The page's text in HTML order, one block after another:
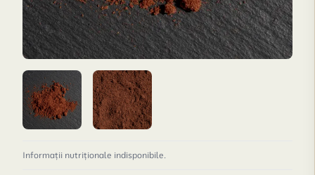
Informații nutriționale indisponibile.